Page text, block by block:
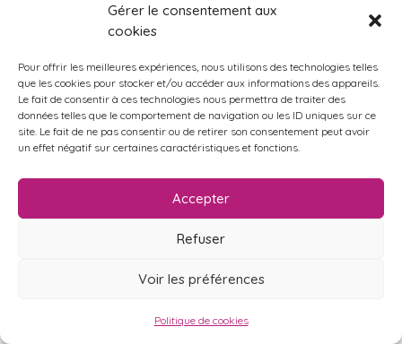
Gérer le consentement aux
cookies
Pour offrir les meilleures expériences, nous utilisons des technologies telles
que les cookies pour stocker et/ou accéder aux informations des appareils.
Le fait de consentir à ces technologies nous permettra de traiter des
données telles que le comportement de navigation ou les ID uniques sur ce
site. Le fait de ne pas consentir ou de retirer son consentement peut avoir
un effet négatif sur certaines caractéristiques et fonctions.
Accepter
Refuser
Voir les préférences
Politique de cookies
départ au 19ème siècle, il y avait une myriade de
plus avancés que pour les autres travailleurs, maintenus
dans la misère. Il était en effet nécessaire de s’attacher les
personnels, au vu des investissements coûteux et de la
technicité du métier (haute qualification). L’Etat lui-
même met son grain de sel. C’est en 1909 qu’une loi
généralise le droit à pension des cheminots, « inspiré par
novembre 2017). Puis la SNCF est créée en 1937 : une
régime spécial » lors de la mise en place du Régime